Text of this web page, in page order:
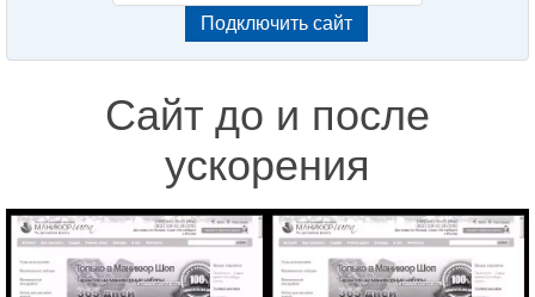
Сайт до и после
ускорения